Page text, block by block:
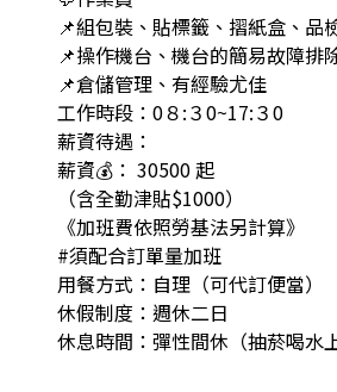
📌組包裝、貼標籤、摺紙盒、品
📌操作機台、機台的簡易故障排
📌倉儲管理、有經驗尤佳
工作時段：0８:３0~17:３0
薪資待遇：
薪資💰： 30500 起
（含全勤津貼$1000）
《加班費依照勞基法另計算》
#須配合訂單量加班
用餐方式：自理（可代訂便當）
休假制度：週休二日
休息時間：彈性間休（抽菸喝水